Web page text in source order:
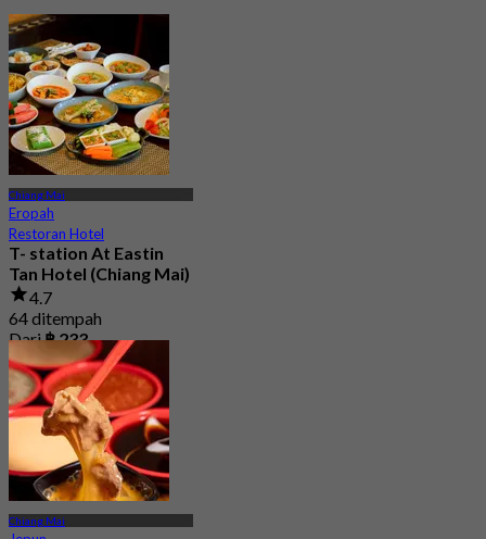
Chiang Mai
Eropah
Restoran Hotel
T- station At Eastin
Tan Hotel (Chiang Mai)
4.7
64 ditempah
Dari฿ 233
Chiang Mai